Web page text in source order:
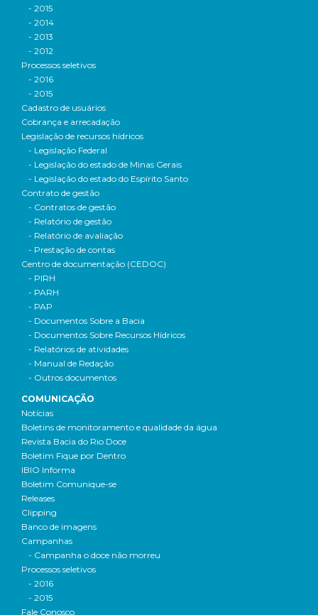
- 2015
- 2014
- 2013
- 2012
Processos seletivos
- 2016
- 2015
Cadastro de usuários
Cobrança e arrecadação
Legislação de recursos hídricos
- Legislação Federal
- Legislação do estado de Minas Gerais
- Legislação do estado do Espírito Santo
Contrato de gestão
- Contratos de gestão
- Relatório de gestão
- Relatório de avaliação
- Prestação de contas
Centro de documentação (CEDOC)
- PIRH
- PARH
- PAP
- Documentos Sobre a Bacia
- Documentos Sobre Recursos Hídricos
- Relatórios de atividades
- Manual de Redação
- Outros documentos
COMUNICAÇÃO
Notícias
Boletins de monitoramento e qualidade da água
Revista Bacia do Rio Doce
Boletim Fique por Dentro
IBIO Informa
Boletim Comunique-se
Releases
Clipping
Banco de imagens
Campanhas
- Campanha o doce não morreu
Processos seletivos
- 2016
- 2015
Fale Conosco